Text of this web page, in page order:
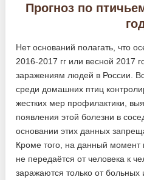
Прогноз по
Нет оснований полагать, что
2016-2017 гг или весной 2017
заражениям людей в России.
среди домашних птиц
жестких мер профилактики,
появления этой болезни в
основании этих данных
Кроме того, на данный момент
не передаётся от человека к
заражаются только от